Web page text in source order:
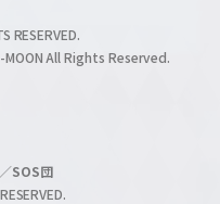
RESERVED.
MOON All Rights Reserved.
SOS団